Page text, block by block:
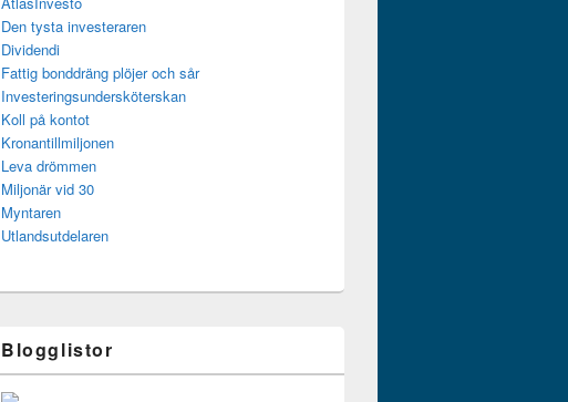
Den tysta investeraren
Dividendi
Fattig bonddräng plöjer och sår
Investeringsundersköterskan
Koll på kontot
Kronantillmiljonen
Leva drömmen
Miljonär vid 30
Myntaren
Utlandsutdelaren
Blogglistor